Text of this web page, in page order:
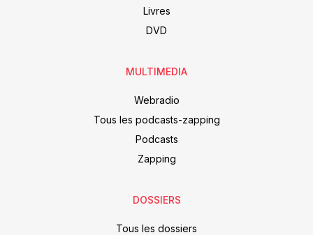
Livres
DVD
MULTIMEDIA
Webradio
Tous les podcasts-zapping
Podcasts
Zapping
DOSSIERS
Tous les dossiers